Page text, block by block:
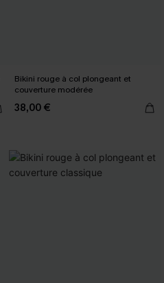
Bikini rouge à col plongeant et
couverture modérée
38,00 €